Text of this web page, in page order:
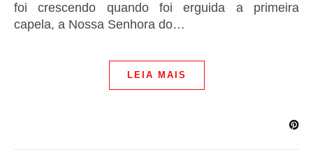
foi crescendo quando foi erguida a primeira
capela, a Nossa Senhora do…
LEIA MAIS